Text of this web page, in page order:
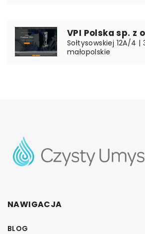
VPI Polska sp. z
Sołtysowskiej 12A/4 |
małopolskie
NAWIGACJA
BLOG